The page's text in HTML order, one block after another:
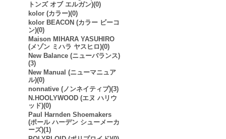
トンズ オブ エルガン)(0)
kolor (カラー)(0)
kolor BEACON (カラー ビーコ
ン)(0)
Maison MIHARA YASUHIRO
(メゾン ミハラ ヤスヒロ)(0)
New Balance (ニューバランス)
(3)
New Manual (ニューマニュア
ル)(0)
nonnative (ノンネイティブ)(3)
N.HOOLYWOOD (エヌ ハリウ
ッド)(0)
Paul Harnden Shoemakers
(ポール ハーデン シューメーカ
ーズ)(1)